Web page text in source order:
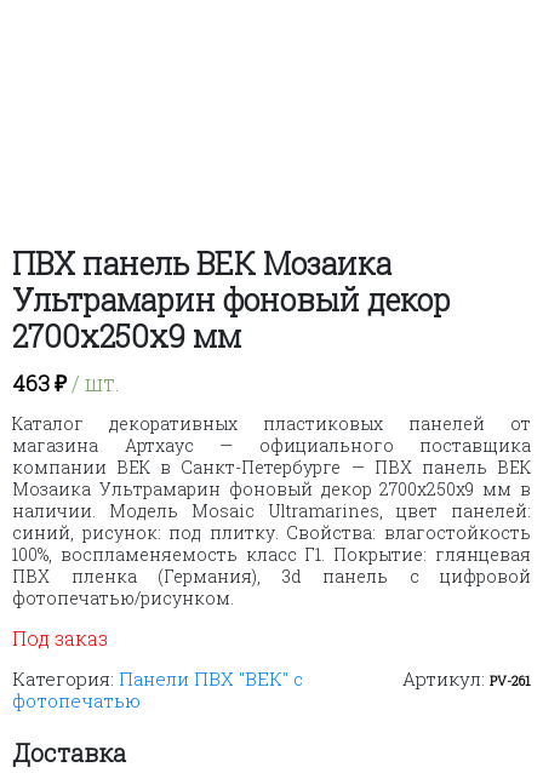
ПВХ панель ВЕК Мозаика
Ультрамарин фоновый декор
2700х250х9 мм
463₽/ шт.
Каталог декоративных пластиковых панелей от
магазина Артхаус — официального поставщика
компании ВЕК в Санкт-Петербурге — ПВХ панель ВЕК
Мозаика Ультрамарин фоновый декор 2700х250х9 мм в
наличии. Модель Mosaic Ultramarines, цвет панелей:
синий, рисунок: под плитку. Свойства: влагостойкость
100%, воспламеняемость класс Г1. Покрытие: глянцевая
ПВХ пленка (Германия), 3d панель с цифровой
фотопечатью/рисунком.
Под заказ
Артикул: PV-261
Категория: Панели ПВХ "ВЕК" с
фотопечатью
Доставка